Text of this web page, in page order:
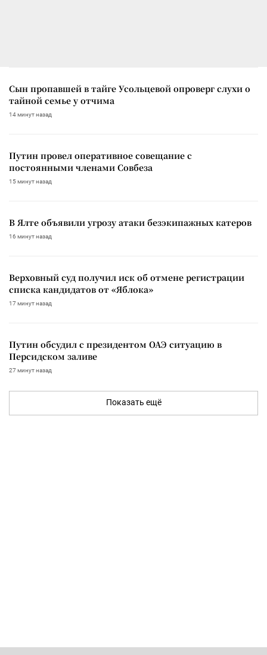
Сын пропавшей в тайге Усольцевой опроверг слухи о
тайной семье у отчима
14 минут назад
Путин провел оперативное совещание с
постоянными членами Совбеза
15 минут назад
В Ялте объявили угрозу атаки безэкипажных катеров
16 минут назад
Верховный суд получил иск об отмене регистрации
списка кандидатов от «Яблока»
17 минут назад
Путин обсудил с президентом ОАЭ ситуацию в
Персидском заливе
27 минут назад
Показать ещё